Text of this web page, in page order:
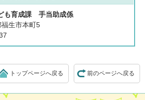
も育成課 手当助成係
生市本町5
前のページへ戻る
トップページへ戻る